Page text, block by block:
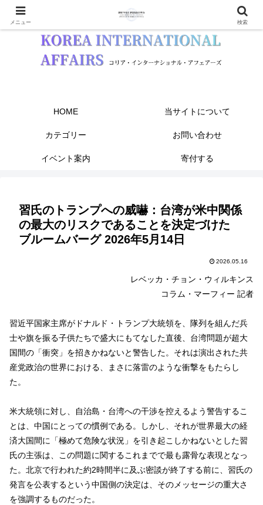
HOME 当サイトについて
カテゴリー お問い合わせ
イベント案内 寄付する
習氏のトランプへの威嚇：台湾が米中関係
の最大のリスクであることを決定づけた
ブルームバーグ 2026年5月14日
2026.05.16
レベッカ・チョン・ウィルキンス
コラム・マーフィー 記者
習近平国家主席がドナルド・トランプ大統領を、隊列を組んだ兵
士や旗を振る子供たちで盛大にもてなした直後、台湾問題が超大
国間の「衝突」を招きかねないと警告した。それは演出された共
産党政治の世界における、まさに落雷のような衝撃をもたらし
た。
米大統領に対し、自治島・台湾への干渉を控えるよう警告するこ
とは、中国にとっての慣例である。しかし、それが世界最大の経
済大国間に「極めて危険な状況」を引き起こしかねないとした習
氏の主張は、この問題に関するこれまでで最も露骨な表現となっ
た。北京で行われた約2時間半に及ぶ密談が終了する前に、習氏の
発言を公表するという中国側の決定は、そのメッセージの重大さ
を強調するものだった。
メニュー 検索